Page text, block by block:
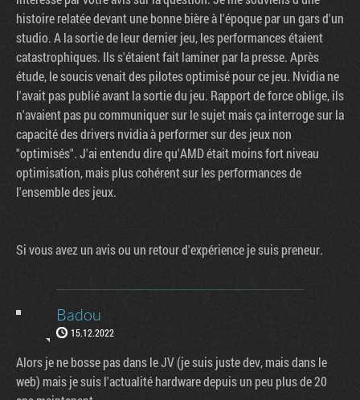
histoire relatée devant une bonne bière à l'époque par un gars d'un
studio. A la sortie de leur dernier jeu, les performances étaient
catastrophiques. Ils s'étaient fait laminer par la presse. Après
étude, le soucis venait des pilotes optimisé pour ce jeu. Nvidia ne
l'avait pas publié avant la sortie du jeu. Rapport de force oblige, ils
n'avaient pas pu communiquer sur le sujet mais ça interroge sur la
capacité des drivers nvidia à performer sur des jeux non
"optimisés". J'ai entendu dire qu'AMD était moins fort niveau
optimisation, mais plus cohérent sur les performances de
l'ensemble des jeux.
Si vous avez un avis ou un retour d'expérience je suis preneur.
Badou
15.12.2022
Alors je ne bosse pas dans le JV (je suis juste dev, mais dans le
web) mais je suis l'actualité hardware depuis un peu plus de 20